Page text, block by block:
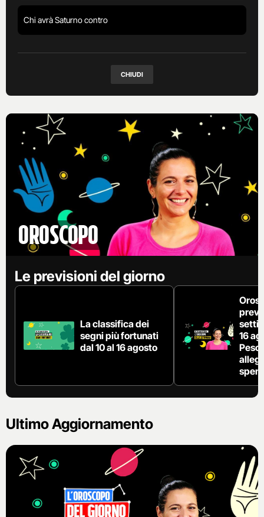
Chi avrà Saturno contro
CHIUDI
Oroscopo
Le previsioni del giorno
La classifica dei
segni più fortunati
dal 10 al 16 agosto
16
Ultimo Aggiornamento